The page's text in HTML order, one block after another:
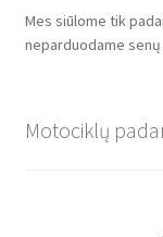
Mes siūlome tik
neparduodame
Motociklų